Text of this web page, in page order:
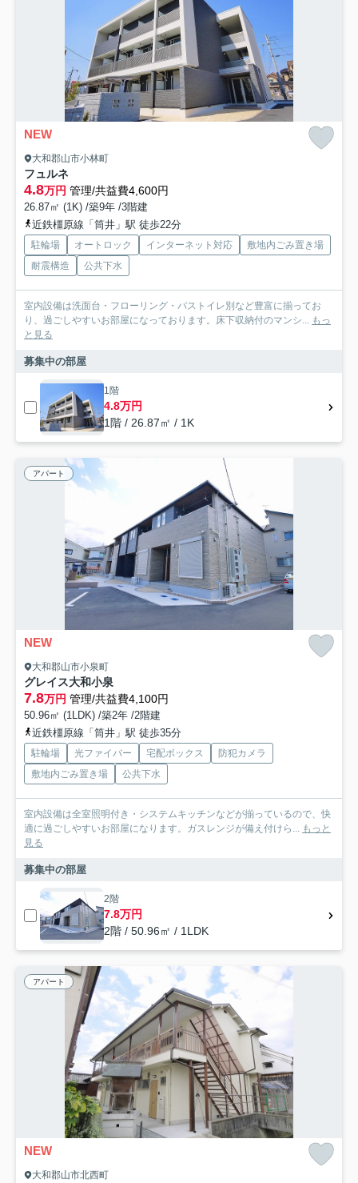
NEW
大和郡山市小林町
フュルネ
4.8万円 管理/共益費4,600円
26.87㎡ (1K) /築9年 /3階建
近鉄橿原線「筒井」駅 徒歩22分
駐輪場 オートロック インターネット対応
敷地内ごみ置き場
耐震構造
公共下水
室内設備は洗面台・フローリング・バストイレ別など豊富に揃ってお
り、過ごしやすいお部屋になっております。床下収納付のマンシ... もっ
と見る
募集中の部屋
1階
4.8万円
1階 / 26.87㎡ / 1K
アパート
NEW
大和郡山市小泉町
グレイス大和小泉
7.8万円 管理/共益費4,100円
50.96㎡ (1LDK) /築2年 /2階建
近鉄橿原線「筒井」駅 徒歩35分
駐輪場 光ファイバー 宅配ボックス
防犯カメラ
敷地内ごみ置き場
公共下水
室内設備は全室照明付き・システムキッチンなどが揃っているので、快
適に過ごしやすいお部屋になります。ガスレンジが備え付けら... もっと
見る
募集中の部屋
2階
7.8万円
2階 / 50.96㎡ / 1LDK
アパート
NEW
大和郡山市北西町